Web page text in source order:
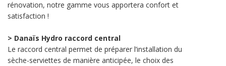
rénovation, notre gamme vous apportera confort et
satisfaction !
> Danaïs Hydro raccord central
Le raccord central permet de préparer l’installation du
sèche-serviettes de manière anticipée, le choix des